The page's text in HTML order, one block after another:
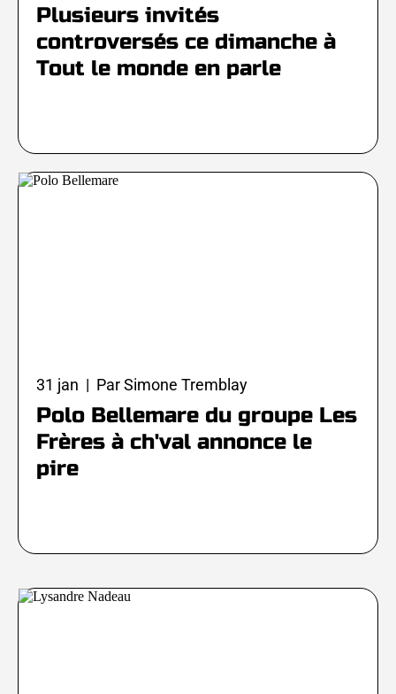
Plusieurs invités
controversés ce dimanche à
Tout le monde en parle
31 jan | Par Simone Tremblay
Polo Bellemare du groupe Les
Frères à ch'val annonce le
pire